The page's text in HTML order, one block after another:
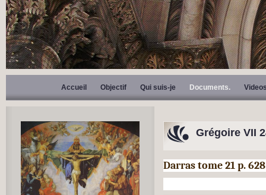
Accueil Objectif Qui suis-je Documents.
Grégoire VII
Darras tome 21 p. 628